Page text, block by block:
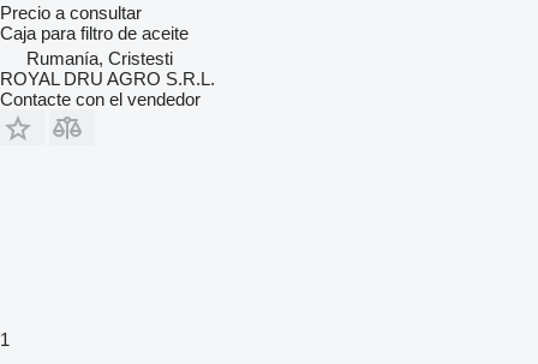
Precio a consultar
Caja para filtro de aceite
Rumanía, Cristesti
ROYAL DRU AGRO S.R.L.
Contacte con el vendedor
1